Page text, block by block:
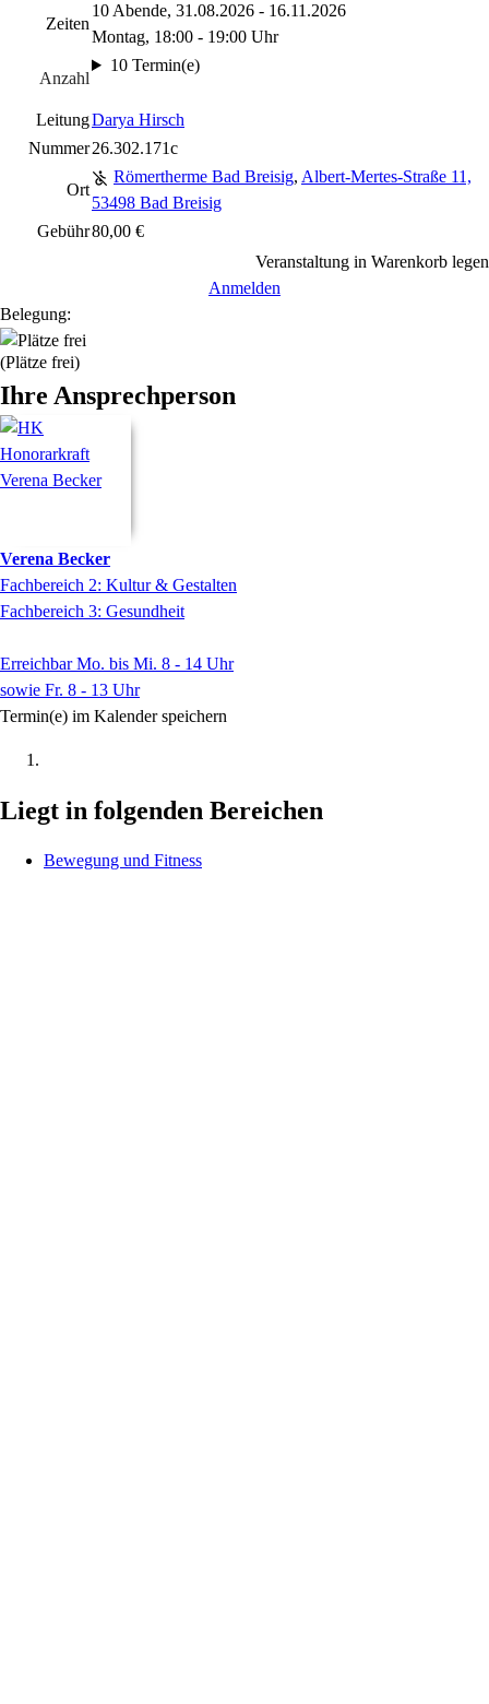
Zeiten
10 Abende, 31.08.2026 - 16.11.2026
Montag, 18:00 - 19:00 Uhr
Anzahl
10 Termin(e)
LeitungDarya Hirsch
Nummer26.302.171c
Ort
Römertherme Bad Breisig, Albert-Mertes-Straße 11,
53498 Bad Breisig
Gebühr80,00 €
Veranstaltung in Warenkorb legen
Anmelden
Belegung:
(Plätze frei)
Ihre Ansprechperson
Verena Becker
Fachbereich 2: Kultur & Gestalten
Fachbereich 3: Gesundheit
Erreichbar Mo. bis Mi. 8 - 14 Uhr
sowie Fr. 8 - 13 Uhr
Termin(e) im Kalender speichern
Liegt in folgenden Bereichen
Bewegung und Fitness